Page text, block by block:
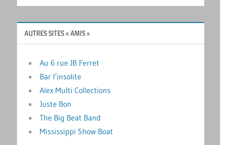
AUTRES SITES « AMIS »
Au 6 rue JB Ferret
Bar l’insolite
Alex Multi Collections
Juste Bon
The Big Beat Band
Mississippi Show Boat